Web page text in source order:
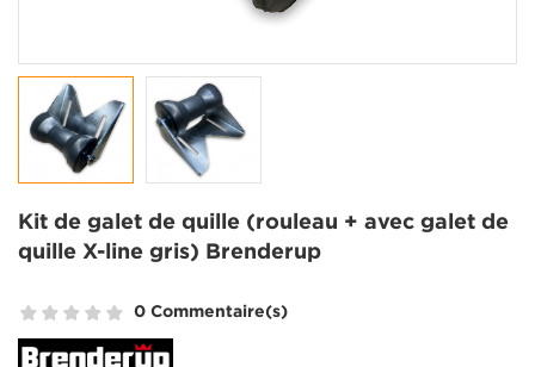
Kit de galet de quille (rouleau + avec galet de
quille X-line gris) Brenderup
0 Commentaire(s)